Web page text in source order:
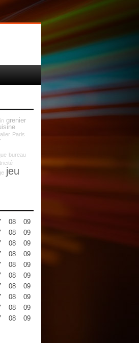
grenier
Paris
bureau
jeu
08 09
08 09
08 09
08 09
08 09
08 09
08 09
08 09
08 09
08 09